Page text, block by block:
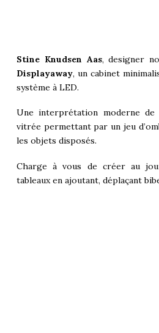
Stine Knudsen Aas, designer
Displayaway, un cabinet
système à LED.
Une interprétation moderne de
vitrée permettant par un jeu
les objets disposés.
Charge à vous de créer au
tableaux en ajoutant, déplaçant